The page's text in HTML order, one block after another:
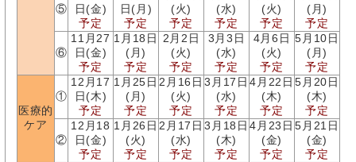
⑤
日(金)
予定
日(月)
予定
(火)
予定
(水)
予定
(火)
予定
(月)
予定
⑥
11月27
日(金)
予定
1月18日
(月)
予定
2月2日
(火)
予定
3月3日
(水)
予定
4月6日
(火)
予定
5月10日
(月)
予定
医療的
ケア
①
12月17
日(木)
予定
1月25日
(月)
予定
2月16日
(火)
予定
3月17日
(水)
予定
4月22日
(木)
予定
5月20日
(木)
予定
②
12月18
日(金)
予定
1月26日
(火)
予定
2月17日
(水)
予定
3月18日
(木)
予定
4月23日
(金)
予定
5月21日
(金)
予定